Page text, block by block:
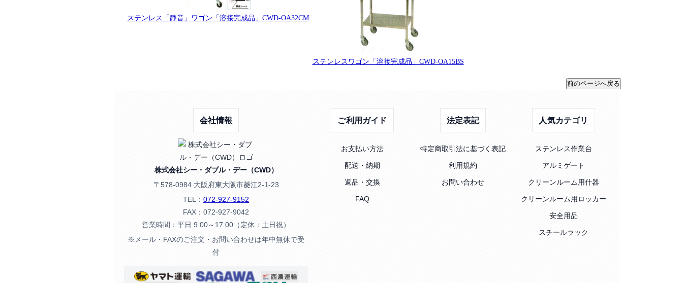
ステンレス「静音」ワゴン「溶接完成品」CWD-OA32CM
ステンレスワゴン「溶接完成品」CWD-OA15BS
会社情報
株式会社シー・ダブル・デー（CWD）
〒578-0984 大阪府東大阪市菱江2-1-23
TEL： 072-927-9152
FAX：072-927-9042
営業時間：平日 9:00～17:00（定休：土日祝）
※メール・FAXのご注文・お問い合わせは年中無休で受
付
ご利用ガイド
お支払い方法
配送・納期
返品・交換
FAQ
法定表記
特定商取引法に基づく表記
利用規約
お問い合わせ
人気カテゴリ
ステンレス作業台
アルミゲート
クリーンルーム用什器
クリーンルーム用ロッカー
安全用品
スチールラック